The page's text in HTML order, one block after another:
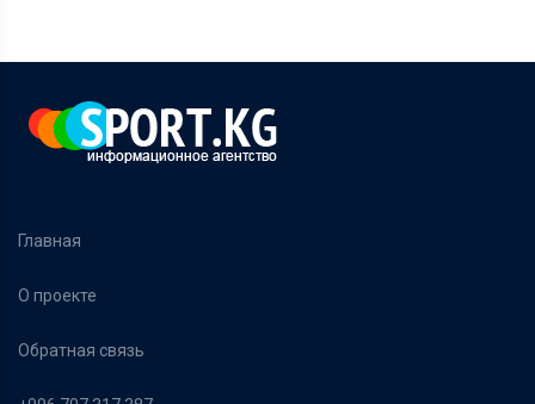
Главная
О проекте
Обратная связь